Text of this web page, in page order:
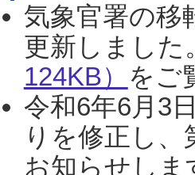
気象官署の移
更新しました
124KB） をご
令和6年6月3
りを修正し
お知らせしま